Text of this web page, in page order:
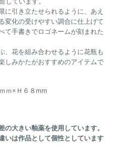
に引き立たせられるように、あえ
変化の受けやすい調合に仕上げて
て手書きでロゴネームが刻まれた
、花を組み合わせるように花瓶も
しみかたがおすすめのアイテムで
ｍ×Ｈ６８mm
大きい釉薬を使用しています。
いは作品として個性としています